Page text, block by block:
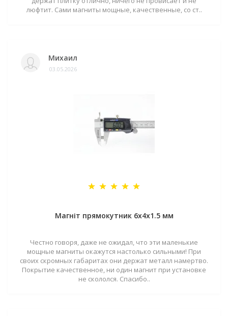
люфтит. Сами магниты мощные, качественные, со ст..
Михаил
03.05.2026
Магніт прямокутник 6х4х1.5 мм
Честно говоря, даже не ожидал, что эти маленькие
мощные магниты окажутся настолько сильными! При
своих скромных габаритах они держат металл намертво.
Покрытие качественное, ни один магнит при установке
не скололся. Спасибо..